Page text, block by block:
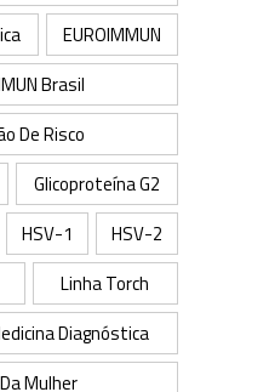
EUROIMMUN
Brasil
De Risco
Glicoproteína G2
HSV-1
HSV-2
Linha Torch
Diagnóstica
Mulher